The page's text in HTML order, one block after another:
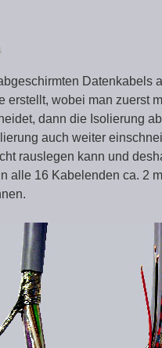
Datenkabels
wobei man zuerst
dann die Isolierung
auch weiter
rauslegen kann und
alle 16 Kabelenden ca. 2